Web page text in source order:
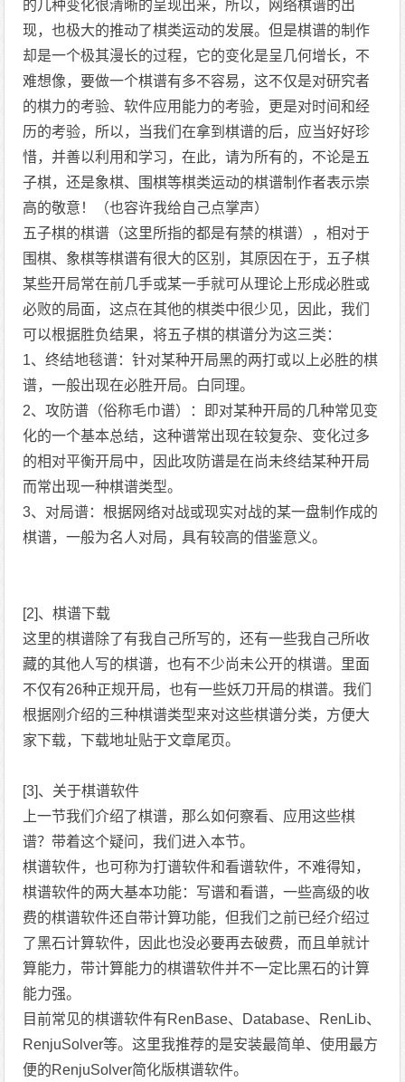
的几种变化很清晰的呈现出来，所以，网络棋谱的出
现，也极大的推动了棋类运动的发展。但是棋谱的制作
却是一个极其漫长的过程，它的变化是呈几何增长，不
难想像，要做一个棋谱有多不容易，这不仅是对研究者
的棋力的考验、软件应用能力的考验，更是对时间和经
历的考验，所以，当我们在拿到棋谱的后，应当好好珍
惜，并善以利用和学习，在此，请为所有的，不论是五
子棋，还是象棋、围棋等棋类运动的棋谱制作者表示崇
高的敬意！（也容许我给自己点掌声）
五子棋的棋谱（这里所指的都是有禁的棋谱），相对于
围棋、象棋等棋谱有很大的区别，其原因在于，五子棋
某些开局常在前几手或某一手就可从理论上形成必胜或
必败的局面，这点在其他的棋类中很少见，因此，我们
可以根据胜负结果，将五子棋的棋谱分为这三类：
1、终结地毯谱：针对某种开局黑的两打或以上必胜的棋
谱，一般出现在必胜开局。白同理。
2、攻防谱（俗称毛巾谱）：即对某种开局的几种常见变
化的一个基本总结，这种谱常出现在较复杂、变化过多
的相对平衡开局中，因此攻防谱是在尚未终结某种开局
而常出现一种棋谱类型。
3、对局谱：根据网络对战或现实对战的某一盘制作成的
棋谱，一般为名人对局，具有较高的借鉴意义。
[2]、棋谱下载
这里的棋谱除了有我自己所写的，还有一些我自己所收
藏的其他人写的棋谱，也有不少尚未公开的棋谱。里面
不仅有26种正规开局，也有一些妖刀开局的棋谱。我们
根据刚介绍的三种棋谱类型来对这些棋谱分类，方便大
家下载，下载地址贴于文章尾页。
[3]、关于棋谱软件
上一节我们介绍了棋谱，那么如何察看、应用这些棋
谱？带着这个疑问，我们进入本节。
棋谱软件，也可称为打谱软件和看谱软件，不难得知，
棋谱软件的两大基本功能：写谱和看谱，一些高级的收
费的棋谱软件还自带计算功能，但我们之前已经介绍过
了黑石计算软件，因此也没必要再去破费，而且单就计
算能力，带计算能力的棋谱软件并不一定比黑石的计算
能力强。
目前常见的棋谱软件有RenBase、Database、RenLib、
RenjuSolver等。这里我推荐的是安装最简单、使用最方
便的RenjuSolver简化版棋谱软件。